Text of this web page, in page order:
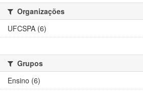
Organizações
UFCSPA (6)
Grupos
Ensino (6)